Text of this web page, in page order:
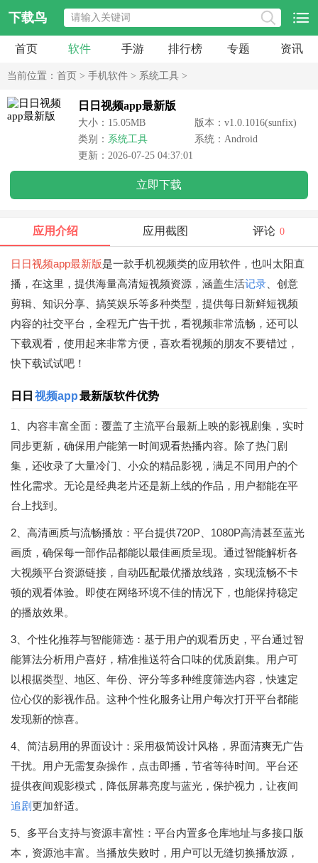
下载鸟
首页 软件 手游 排行榜 专题 资讯
当前位置： 首页 > 手机软件 > 系统工具 >
日日视频app最新版
大小：15.05MB
版本：v1.0.1016(sunfix)
类别： 系统工具
系统：Android
更新：2026-07-25 04:37:01
立即下载
应用介绍 应用截图 评论 0
日日视频app最新版是一款手机视频类的应用软件，也叫太阳直
播，在这里，提供海量高清短视频资源，涵盖生活记录 、创意
剪辑、知识分享、搞笑娱乐等多种类型，提供每日新鲜短视频
内容的社交平台，全程无广告干扰，看视频非常流畅，还可以
下载观看，使用起来非常方便，喜欢看视频的朋友不要错过，
快下载试试吧！
日日 视频app最新版软件优势
1、内容丰富全面：覆盖了主流平台最新上映的影视剧集，实时
同步更新，确保用户能第一时间观看热播内容。除了热门剧
集，还收录了大量冷门、小众的精品影视，满足不同用户的个
性化需求。无论是经典老片还是新上线的作品，用户都能在平
台上找到。
2、高清画质与流畅播放：平台提供720P、1080P高清甚至蓝光
画质，确保每一部作品都能以最佳画质呈现。通过智能解析各
大视频平台资源链接，自动匹配最优播放线路，实现流畅不卡
顿的观看体验。即使在网络环境不佳的情况下，也能保持稳定
的播放效果。
3、个性化推荐与智能筛选：基于用户的观看历史，平台通过智
能算法分析用户喜好，精准推送符合口味的优质剧集。用户可
以根据类型、地区、年份、评分等多种维度筛选内容，快速定
位心仪的影视作品。这种个性化服务让用户每次打开平台都能
发现新的惊喜。
4、简洁易用的界面设计：采用极简设计风格，界面清爽无广告
干扰。用户无需复杂操作，点击即播，节省等待时间。平台还
提供夜间观影模式，降低屏幕亮度与蓝光，保护视力，让夜间
追剧更加舒适。
5、多平台支持与资源丰富性：平台内置多仓库地址与多接口版
本，资源池丰富。当播放失败时，用户可以无缝切换播放源，